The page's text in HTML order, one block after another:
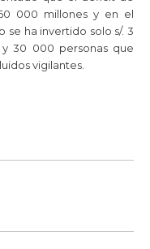
000 millones y en el
ha invertido solo s/. 3
30 000 personas que
vigilantes.